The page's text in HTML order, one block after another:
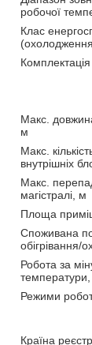
робочої
Клас
Комплектація
Макс.
м
Макс.
внутрішніх
Макс.
магістралі, м
Площа
Споживана
обігрівання/
Робота за
температури,
Режими
Країна